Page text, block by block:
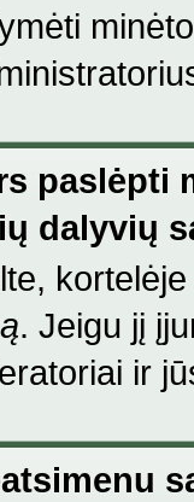
paslėpti
dalyvių
. Jeigu jį
ir